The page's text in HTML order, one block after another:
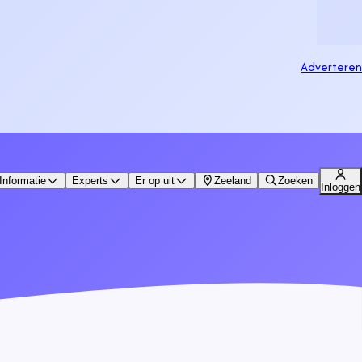
Adverteren
Informatie Experts Er op uit Zeeland Zoeken
Inloggen